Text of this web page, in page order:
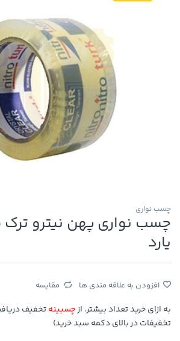
چسب نواری
یارد
افزودن به علاقه مندی ها مقایسه
به ازای خرید تعداد بیشتر، ازچسبینهتخفیف
تخفیفات در بالای دکمه سبد خرید)